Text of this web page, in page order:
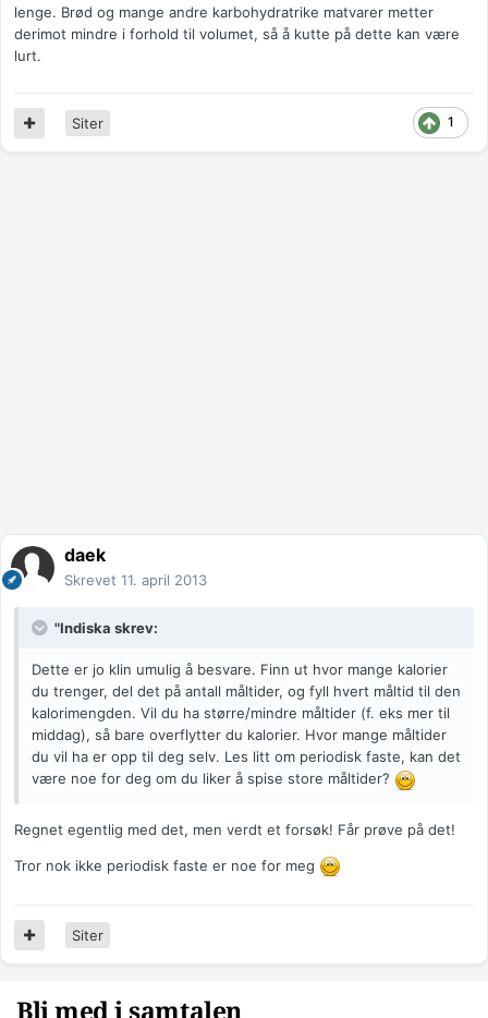
lenge. Brød og mange andre karbohydratrike matvarer metter
derimot mindre i forhold til volumet, så å kutte på dette kan være
lurt.
1
Siter
daek
Skrevet 11. april 2013
"Indiska skrev:
Dette er jo klin umulig å besvare. Finn ut hvor mange kalorier
du trenger, del det på antall måltider, og fyll hvert måltid til den
kalorimengden. Vil du ha større/mindre måltider (f. eks mer til
middag), så bare overflytter du kalorier. Hvor mange måltider
du vil ha er opp til deg selv. Les litt om periodisk faste, kan det
være noe for deg om du liker å spise store måltider?
Regnet egentlig med det, men verdt et forsøk! Får prøve på det!
Tror nok ikke periodisk faste er noe for meg
Siter